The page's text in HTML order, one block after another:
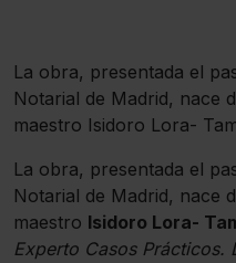
La obra, presentada el
Notarial de Madrid, nace
maestro Isidoro Lora-
La obra, presentada el
Notarial de Madrid, nace
maestro Isidoro Lora-
Experto Casos Prácticos.